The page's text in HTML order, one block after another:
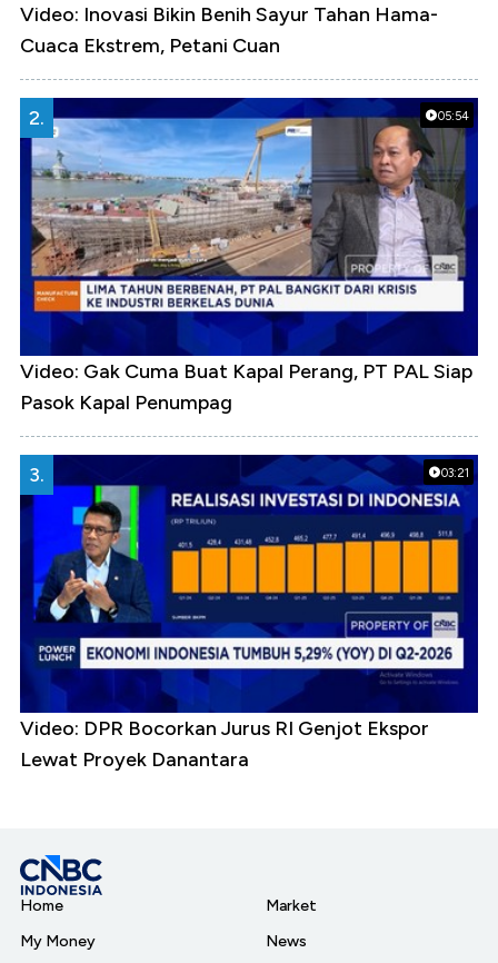
Video: Inovasi Bikin Benih Sayur Tahan Hama-
Cuaca Ekstrem, Petani Cuan
05:54
2.
Video: Gak Cuma Buat Kapal Perang, PT PAL Siap
Pasok Kapal Penumpag
03:21
3.
Video: DPR Bocorkan Jurus RI Genjot Ekspor
Lewat Proyek Danantara
Home
My Money
Market
News